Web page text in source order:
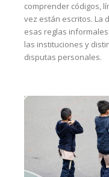
comprender códigos,
vez están escritos. La
esas reglas
las instituciones y
disputas personales.